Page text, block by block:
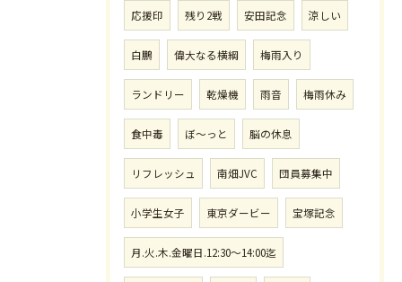
応援印 残り2戦 安田記念 涼しい
白鵬 偉大なる横綱 梅雨入り
ランドリー 乾燥機 雨音 梅雨休み
食中毒 ぼ〜っと 脳の休息
リフレッシュ 南畑JVC 団員募集中
小学生女子 東京ダービー 宝塚記念
月.火.木.金曜日.12:30〜14:00迄